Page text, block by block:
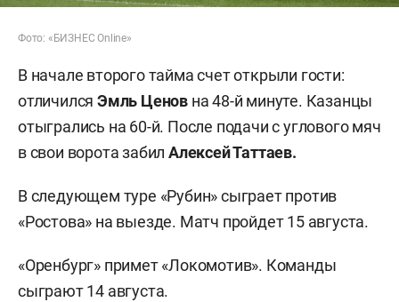
Фото: «БИЗНЕС Online»
В начале второго тайма счет открыли гости:
отличилсяЭмль Ценов на 48-й минуте. Казанцы
отыгрались на 60-й. После подачи с углового мяч
в свои ворота забилАлексей Таттаев.
В следующем туре «Рубин» сыграет против
«Ростова» на выезде. Матч пройдет 15 августа.
«Оренбург» примет «Локомотив». Команды
сыграют 14 августа.